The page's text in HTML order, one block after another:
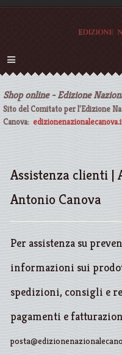
Shop online - Edizione
Sito del Comitato per l'Edizione
Canova:
Assistenza clienti |
Antonio Canova
Per assistenza su
informazioni sui
spedizioni, consigli e
pagamenti e